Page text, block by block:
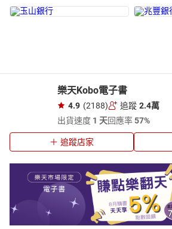
樂天Kobo電子書
4.9 (2188) 追蹤 2.4萬
出貨速度 1 天回應率57%
追蹤店家